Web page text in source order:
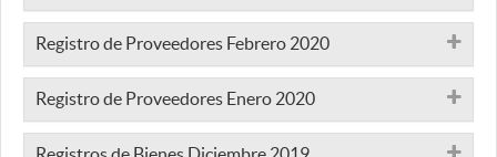
Registro de Proveedores Febrero 2020
Registro de Proveedores Enero 2020